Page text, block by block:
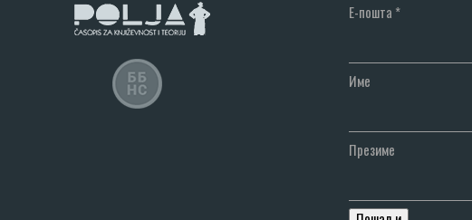
Е-пошта *
Име
Презиме